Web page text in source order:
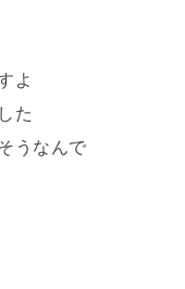
よ
た
うなんで